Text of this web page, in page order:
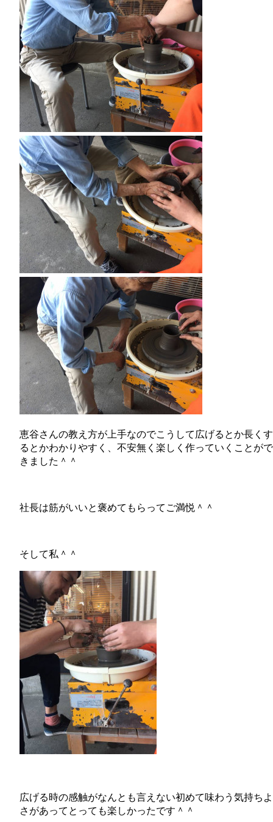
恵谷さんの教え方が上手なのでこうして広げるとか長くす
るとかわかりやすく、不安無く楽しく作っていくことがで
きました＾＾
社長は筋がいいと褒めてもらってご満悦＾＾
そして私＾＾
広げる時の感触がなんとも言えない初めて味わう気持ちよ
さがあってとっても楽しかったです＾＾